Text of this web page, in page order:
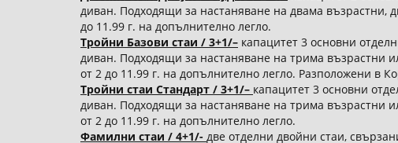
диван. Подходящи за настаняване на двама възрастни,
до 11.99 г. на допълнително легло.
Тройни Базови стаи / 3+1/– капацитет 3 основни
диван. Подходящи за настаняване на трима възрастни
от 2 до 11.99 г. на допълнително легло. Разположени в
Тройни стаи Стандарт / 3+1/– капацитет 3 основни
диван. Подходящи за настаняване на трима възрастни
от 2 до 11.99 г. на допълнително легло.
Фамилни стаи / 4+1/- две отделни двойни стаи,